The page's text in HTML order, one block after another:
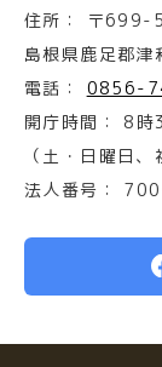
住所：
〒
島根県鹿足郡
電話：
0856-
開庁時間：
8時
（土・日曜日
法人番号：